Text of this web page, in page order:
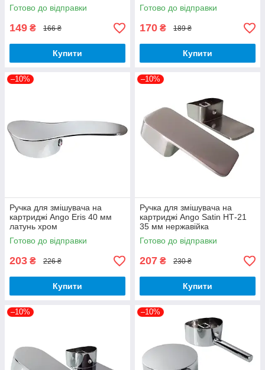
Готово до відправки
149 ₴ 166 ₴
Купити
Готово до відправки
170 ₴ 189 ₴
Купити
–10%
Ручка для змішувача на
картриджі Ango Eris 40 мм
латунь хром
Готово до відправки
203 ₴ 226 ₴
Купити
–10%
Ручка для змішувача на
картриджі Ango Satin НТ-21
35 мм нержавійка
Готово до відправки
207 ₴ 230 ₴
Купити
–10% –10%